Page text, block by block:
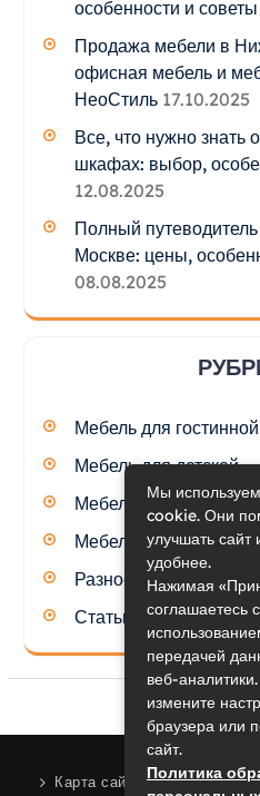
особенности и
Продажа мебели в
офисная мебель и
НеоСтиль 17.10.2025
Все, что нужно знать
шкафах: выбор,
12.08.2025
Полный
Москве: цены,
08.08.2025
Мебель для гостинной
Мебель для детской
Мебель для кухни
Мебель для спальни
Разное
Статьи
Карта сайта
Мы
cookie. Они
улучшать сайт
удобнее.
Нажимая
соглашаетесь
передачей
веб-
измените
браузера или
сайт.
Политика